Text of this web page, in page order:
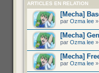
ARTICLES EN RELATION
[Mecha]
par Ozma lee
[Mecha]
par Ozma lee
[Mecha]
par Ozma lee